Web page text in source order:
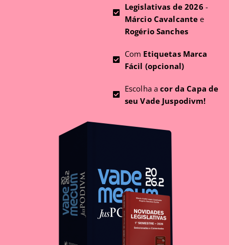
Legislativas de 2026 -
Márcio Cavalcante e
Rogério Sanches
Com Etiquetas Marca
Fácil (opcional)
Escolha acor da Capa de
seu Vade Juspodivm!